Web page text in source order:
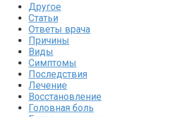
Другое
Статьи
Ответы врача
Причины
Виды
Симптомы
Последствия
Лечение
Восстановление
Головная боль